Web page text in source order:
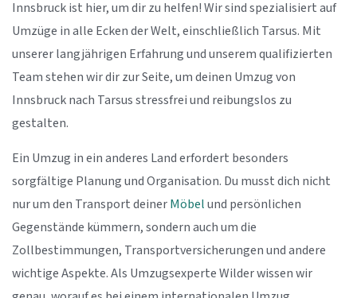
Innsbruck ist hier, um dir zu helfen! Wir sind spezialisiert auf
Umzüge in alle Ecken der Welt, einschließlich Tarsus. Mit
unserer langjährigen Erfahrung und unserem qualifizierten
Team stehen wir dir zur Seite, um deinen Umzug von
Innsbruck nach Tarsus stressfrei und reibungslos zu
gestalten.
Ein Umzug in ein anderes Land erfordert besonders
sorgfältige Planung und Organisation. Du musst dich nicht
nur um den Transport deinerMöbelund persönlichen
Gegenstände kümmern, sondern auch um die
Zollbestimmungen, Transportversicherungen und andere
wichtige Aspekte. Als Umzugsexperte Wilder wissen wir